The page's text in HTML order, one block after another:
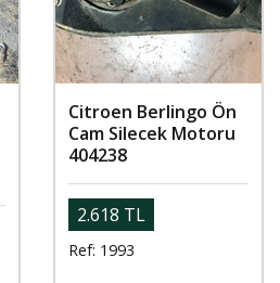
Citroen Berlingo Ön
Cam Silecek Motoru
404238
2.618 TL
Ref: 1993